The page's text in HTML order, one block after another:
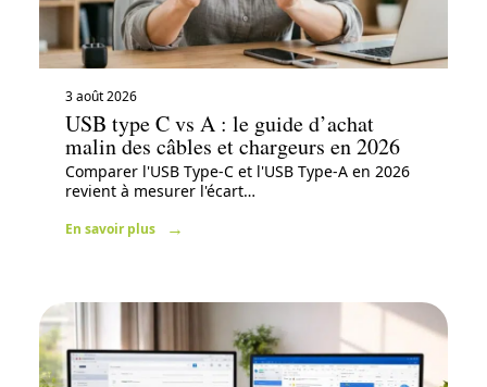
3 août 2026
USB type C vs A : le guide d’achat
malin des câbles et chargeurs en 2026
Comparer l'USB Type-C et l'USB Type-A en 2026
revient à mesurer l'écart…
En savoir plus